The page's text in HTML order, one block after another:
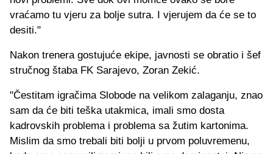
vraćamo tu vjeru za bolje sutra. I vjerujem da će se to
desiti."
Nakon trenera gostujuće ekipe, javnosti se obratio i šef
stručnog štaba FK Sarajevo, Zoran Zekić.
"Čestitam igračima Slobode na velikom zalaganju, znao
sam da će biti teška utakmica, imali smo dosta
kadrovskih problema i problema sa žutim kartonima.
Mislim da smo trebali biti bolji u prvom poluvremenu,